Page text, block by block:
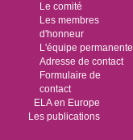
Le comité
Les membres
d'honneur
L'équipe permanente
Adresse de contact
Formulaire de
contact
ELA en Europe
Les publications